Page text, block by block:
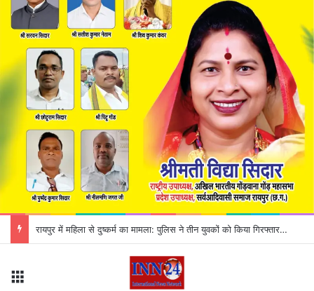
CG Road Accident: रॉयल बस और ट्रक में भीषण टक्कर, हादसे में 12 यात्री गंभीर रूप से घायल